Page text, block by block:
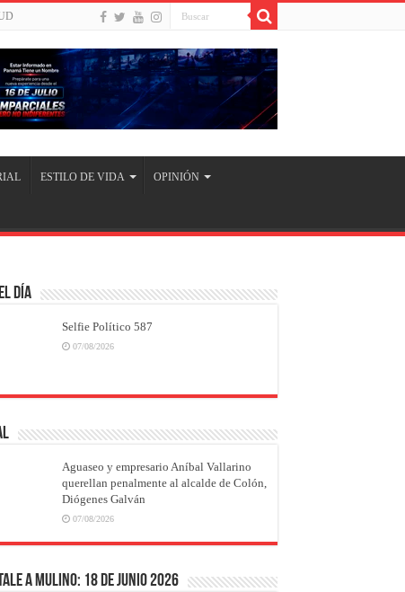
ESTILO DE VIDA OPINIÓN
Día
Selfie Político 587
07/08/2026
Aguaseo y empresario Aníbal Vallarino
querellan penalmente al alcalde de Colón,
Diógenes Galván
07/08/2026
a Mulino: 18 de junio 2026